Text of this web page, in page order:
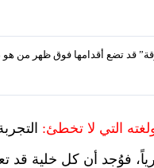
قد تضع أقدامها فوق ظهر من هو
التي لا تخطئ:
فوُجد أن كل خلية قد